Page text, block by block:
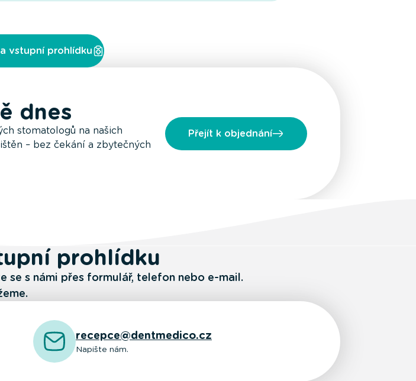
vstupní prohlídku
dnes
stomatologů na našich
– bez čekání a zbytečných
Přejít k objednání
prohlídku
s námi přes formulář, telefon nebo e-mail.
recepce@dentmedico.cz
Napište nám.